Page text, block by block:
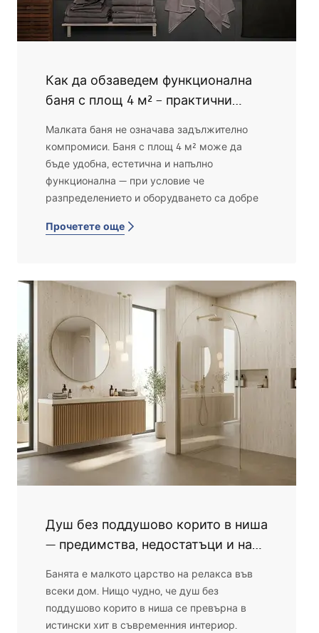
Как да обзаведем функционална
баня с площ 4 м² – практични
Малката баня не означава задължително
компромиси. Баня с площ 4 м² може да
бъде удобна, естетична и напълно
функционална — при условие че
разпределението и оборудването са добре
ръководство ще откриете конкретни
пространство без усещане за тяснота и без
скъпи грешки на етап ремонт. От тази статия
ще научите:
възможно ли е да се обзаведе
функционална баня от 4 м² без
компромис с удобството и естетиката,
как да планирате разпределението на
малка баня, за да не губите ценно
кога е по-подходящ душът и кога ваната
при малка площ,
как да интегрирате пералня в баня от 4
м² без усещане за претрупаност,
баня – от смесители до вградени
системи,
баня от 4 м² при различни нива на
изпълнение.
Прочетете още
Душ без поддушово корито в ниша
— предимства, недостатъци и най-
Банята е малкото царство на релакса във
всеки дом. Нищо чудно, че душ без
поддушово корито в ниша се превърна в
истински хит в съвременния интериор.